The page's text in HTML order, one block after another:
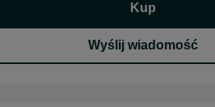
Kup
Wyślij wiadomość